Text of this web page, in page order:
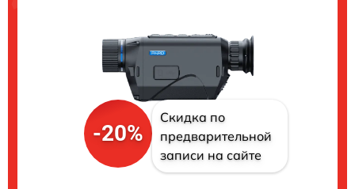
-20%
Скидка по
предварительной
записи на сайте